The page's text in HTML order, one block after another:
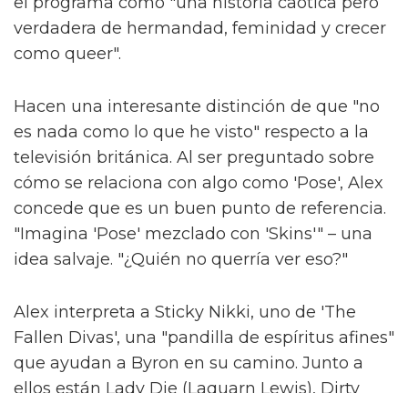
nunca ha conocido a una persona trans y si
cambia su creencias o abre su mente,
entonces habremos logrado algo especial."